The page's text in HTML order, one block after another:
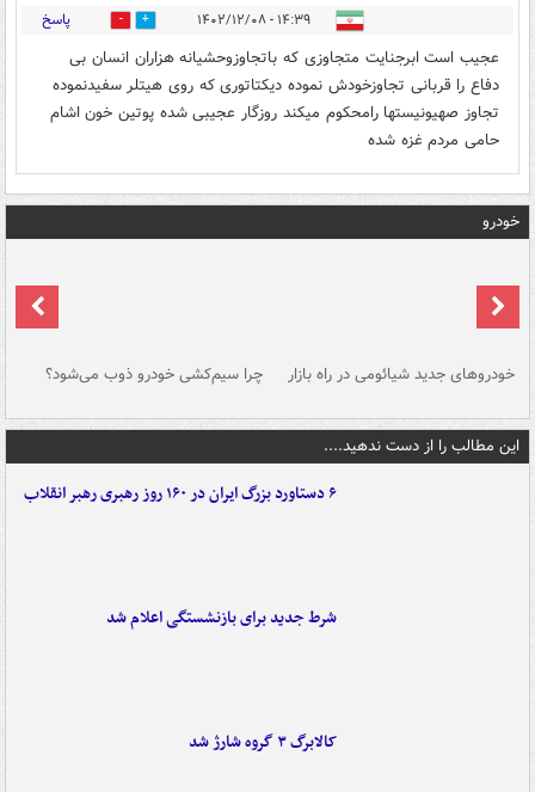
۱۴:۳۹ - ۱۴۰۲/۱۲/۰۸ 4 پاسخ
عجیب است ابرجنایت متجاوزی که باتجاوزوحشیانه هزاران انسان بی
دفاع را قربانی تجاوزخودش نموده دیکتاتوری که روی هیتلر سفیدنموده
تجاوز صهیونیستها رامحکوم میکند روزگار عجیبی شده پوتین خون اشام
حامی مردم غزه شده
خودرو
خودروهای جدید شیائومی در راه بازار چرا سیم‌کشی خودرو ذوب می‌شود؟
این مطالب را از دست ندهید....
۶ دستاورد بزرگ ایران در ۱۶۰ روز رهبری رهبر انقلاب
شرط جدید برای بازنشستگی اعلام شد
کالابرگ ۳ گروه شارژ شد